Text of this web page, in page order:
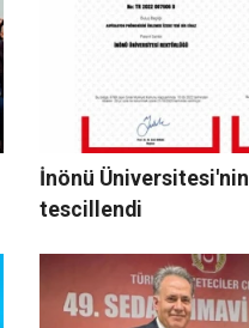
İnönü
tescillendi